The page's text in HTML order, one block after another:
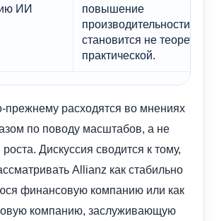
ИИ
повышение
производительности
становится не
практической.
прежнему расходятся во мнениях
по поводу масштабов, а не
Дискуссия сводится к тому,
Allianz как стабильно
финансовую компанию или как
компанию, заслуживающую